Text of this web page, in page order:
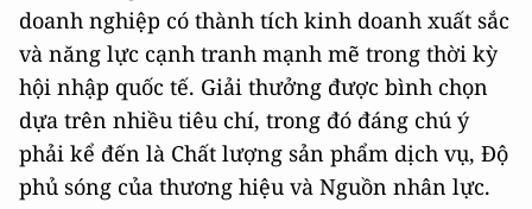
doanh nghiệp có thành tích kinh doanh xuất sắc
và năng lực cạnh tranh mạnh mẽ trong thời kỳ
hội nhập quốc tế. Giải thưởng được bình chọn
dựa trên nhiều tiêu chí, trong đó đáng chú ý
phải kể đến là Chất lượng sản phẩm dịch vụ, Độ
phủ sóng của thương hiệu và Nguồn nhân lực.